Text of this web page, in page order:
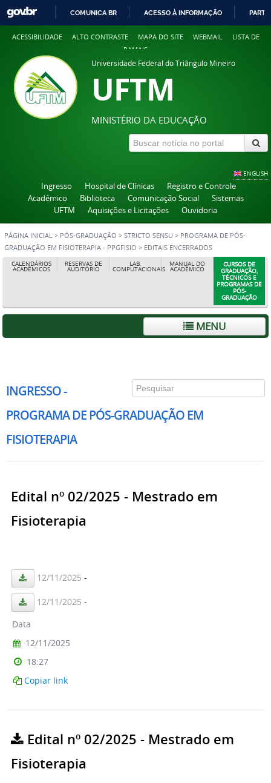
COMUNICA BR ACESSO À INFORMAÇÃO
ACESSIBILIDADE ALTO CONTRASTE MAPA DO SITE WEBMAIL
LISTA DE
RAMAIS
Universidade Federal do Triângulo Mineiro
UFTM
MINISTÉRIO DA EDUCAÇÃO
ENGLISH
Ingresso Hospital de Clínicas
Registro e Controle
Acadêmico
Biblioteca Comunicação Social
Sistemas
UFTM
Aquisições e Licitações Ouvidoria
PÁGINA INICIAL > PÓS-GRADUAÇÃO > STRICTO SENSU > PROGRAMA DE PÓS-
GRADUAÇÃO EM FISIOTERAPIA - PPGFISIO > EDITAIS ENCERRADOS
CALENDÁRIOS
ACADÊMICOS
RESERVAS DE
AUDITÓRIO
LAB.
COMPUTACIONAIS
MANUAL DO
ACADÊMICO
CURSOS DE
GRADUAÇÃO,
TÉCNICOS E
PROGRAMAS DE
PÓS-
GRADUAÇÃO
MENU